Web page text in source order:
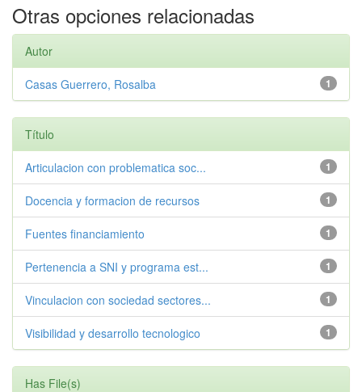
Otras opciones relacionadas
Autor
1
Casas Guerrero, Rosalba
Título
1
Articulacion con problematica soc...
1
Docencia y formacion de recursos
1
Fuentes financiamiento
1
Pertenencia a SNI y programa est...
1
Vinculacion con sociedad sectores...
1
Visibilidad y desarrollo tecnologico
Has File(s)